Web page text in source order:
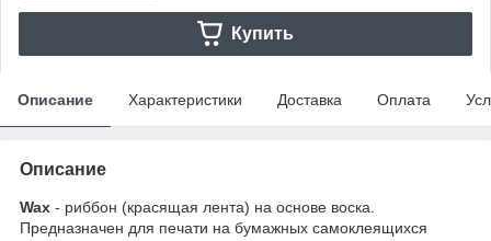
Купить
Описание Характеристики Доставка Оплата
Описание
Wax - риббон (красящая лента) на основе воска.
Предназначен для печати на бумажных самоклеящихся